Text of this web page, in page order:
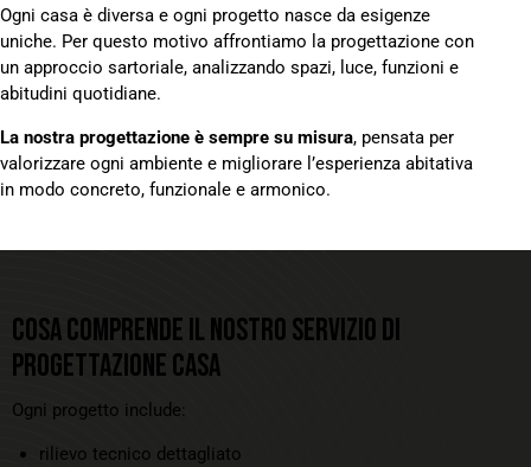
Ogni casa è diversa e ogni progetto nasce da esigenze
uniche. Per questo motivo affrontiamo la progettazione con
un approccio sartoriale, analizzando spazi, luce, funzioni e
abitudini quotidiane.
La nostra progettazione è sempre su misura, pensata per
valorizzare ogni ambiente e migliorare l’esperienza abitativa
in modo concreto, funzionale e armonico.
COSA COMPRENDE IL NOSTRO SERVIZIO DI
PROGETTAZIONE CASA
Ogni progetto include:
rilievo tecnico dettagliato